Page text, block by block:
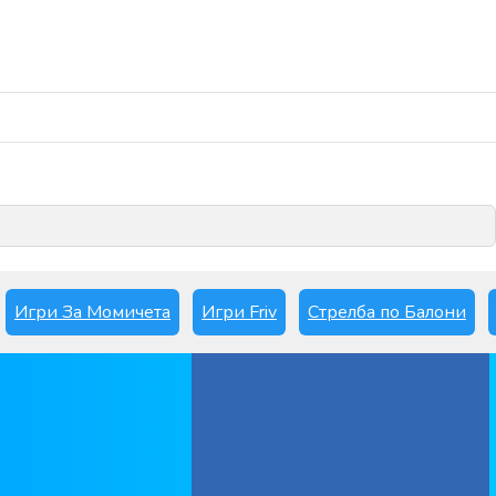
Игри За Момичета Игри Friv Стрелба по Балони